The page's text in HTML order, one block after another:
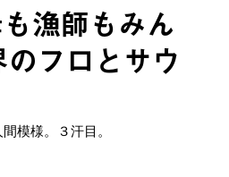
漁師もみん
フロとサウ
模様。３汗目。